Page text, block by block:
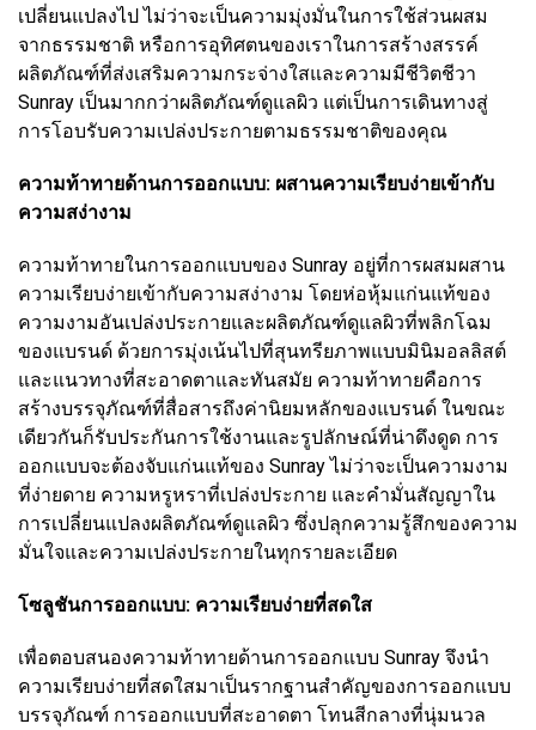
เปลี่ยนแปลงไป ไม่ว่าจะเป็นความมุ่งมั่นในการใช้ส่วนผสม
จากธรรมชาติ หรือการอุทิศตนของเราในการสร้างสรรค์
ผลิตภัณฑ์ที่ส่งเสริมความกระจ่างใสและความมีชีวิตชีวา
Sunray เป็นมากกว่าผลิตภัณฑ์ดูแลผิว แต่เป็นการเดินทางสู่
การโอบรับความเปล่งประกายตามธรรมชาติของคุณ
ความท้าทายด้านการออกแบบ: ผสานความเรียบง่ายเข้ากับ
ความสง่างาม
ความท้าทายในการออกแบบของ Sunray อยู่ที่การผสมผสาน
ความเรียบง่ายเข้ากับความสง่างาม โดยห่อหุ้มแก่นแท้ของ
ความงามอันเปล่งประกายและผลิตภัณฑ์ดูแลผิวที่พลิกโฉม
ของแบรนด์ ด้วยการมุ่งเน้นไปที่สุนทรียภาพแบบมินิมอลลิสต์
และแนวทางที่สะอาดตาและทันสมัย ​​ความท้าทายคือการ
สร้างบรรจุภัณฑ์ที่สื่อสารถึงค่านิยมหลักของแบรนด์ ในขณะ
เดียวกันก็รับประกันการใช้งานและรูปลักษณ์ที่น่าดึงดูด การ
ออกแบบจะต้องจับแก่นแท้ของ Sunray ไม่ว่าจะเป็นความงาม
ที่ง่ายดาย ความหรูหราที่เปล่งประกาย และคำมั่นสัญญาใน
การเปลี่ยนแปลงผลิตภัณฑ์ดูแลผิว ซึ่งปลุกความรู้สึกของความ
มั่นใจและความเปล่งประกายในทุกรายละเอียด
โซลูชันการออกแบบ: ความเรียบง่ายที่สดใส
เพื่อตอบสนองความท้าทายด้านการออกแบบ Sunray จึงนำ
ความเรียบง่ายที่สดใสมาเป็นรากฐานสำคัญของการออกแบบ
บรรจุภัณฑ์ การออกแบบที่สะอาดตา โทนสีกลางที่นุ่มนวล